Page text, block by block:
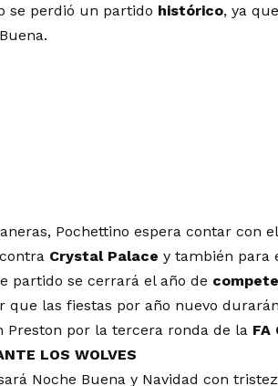
se perdió un partido histórico, ya
Pochettino espera contar con
Crystal Palace y también para
partido se cerrará el año de
que las fiestas por año nuevo
Preston por la tercera ronda de la FA
LOS WOLVES
Noche Buena y Navidad con